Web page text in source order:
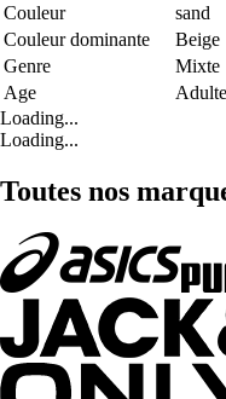
Couleur
sand
Couleur dominante
Beige
Genre
Mixte
Age
Adulte
Loading...
Loading...
Toutes nos